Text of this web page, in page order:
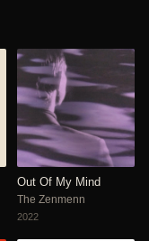
Out Of My Mind
The Zenmenn
2022